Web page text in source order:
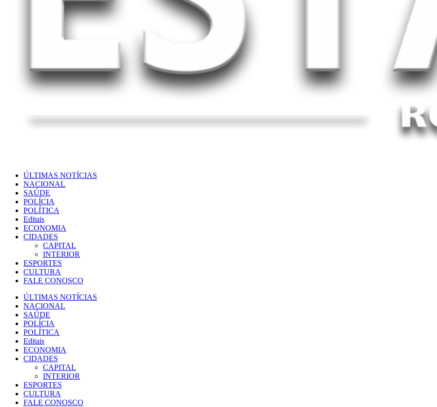
ÚLTIMAS NOTÍCIAS
NACIONAL
SAÚDE
POLÍCIA
POLÍTICA
Editais
ECONOMIA
CIDADES
CAPITAL
INTERIOR
ESPORTES
CULTURA
FALE CONOSCO
ÚLTIMAS NOTÍCIAS
NACIONAL
SAÚDE
POLÍCIA
POLÍTICA
Editais
ECONOMIA
CIDADES
CAPITAL
INTERIOR
ESPORTES
CULTURA
FALE CONOSCO